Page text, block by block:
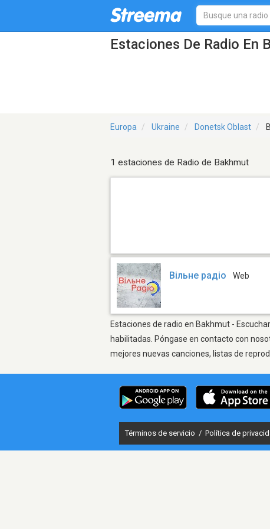
Estaciones De Radio En
Europa Ukraine Donetsk Oblast
1 estaciones de Radio de Bakhmut
Вільне радіо Web
Estaciones de radio en Bakhmut -
habilitadas. Póngase en contacto con
mejores nuevas canciones, listas de
Términos de servicio / Política de